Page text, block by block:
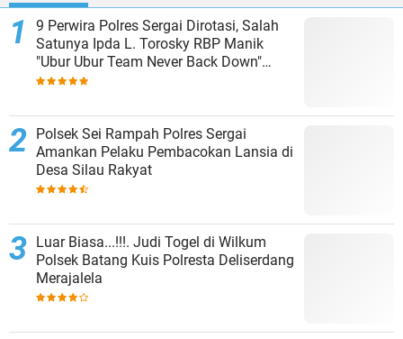
9 Perwira Polres Sergai Dirotasi, Salah
Satunya Ipda L. Torosky RBP Manik
"Ubur Ubur Team Never Back Down"
Menempati Polsek Dolok Masihul
Polsek Sei Rampah Polres Sergai
Amankan Pelaku Pembacokan Lansia di
Desa Silau Rakyat
Luar Biasa...!!!. Judi Togel di Wilkum
Polsek Batang Kuis Polresta Deliserdang
Merajalela